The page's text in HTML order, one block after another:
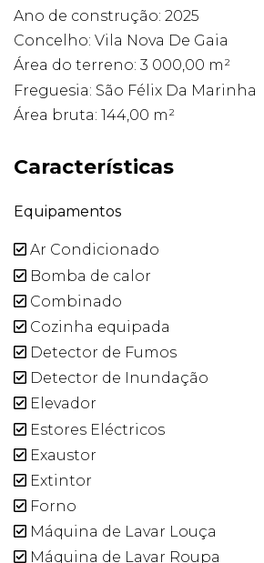
Ano de construção: 2025
Concelho: Vila Nova De Gaia
Área do terreno: 3 000,00 m²
Freguesia: São Félix Da Marinha
Área bruta: 144,00 m²
Características
Equipamentos
Ar Condicionado
Bomba de calor
Combinado
Cozinha equipada
Detector de Fumos
Detector de Inundação
Elevador
Estores Eléctricos
Exaustor
Extintor
Forno
Máquina de Lavar Louça
Máquina de Lavar Roupa